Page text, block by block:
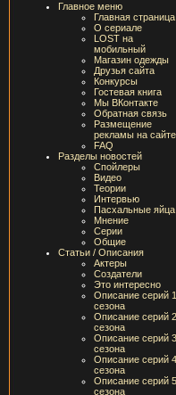
Главное меню
Главная страница
О сериале
LOST на
мобильный
Магазин одежды
Друзья сайта
Конкурсы
Гостевая книга
Мы ВКонтакте
Обратная связь
Размещение
рекламы на сайте
FAQ
Разделы новостей
Спойлеры
Видео
Теории
Интервью
Пасхальные яйца
Мнение
Серии
Общие
Статьи / Описания
Актеры
Создатели
Это интересно
Описание серий 1
сезона
Описание серий 2
сезона
Описание серий 3
сезона
Описание серий 4
сезона
Описание серий 5
сезона